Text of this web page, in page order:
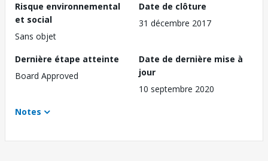
Risque environnemental
et social
Sans objet
Date de clôture
31 décembre 2017
Dernière étape atteinte
Board Approved
Date de dernière mise à
jour
10 septembre 2020
Notes